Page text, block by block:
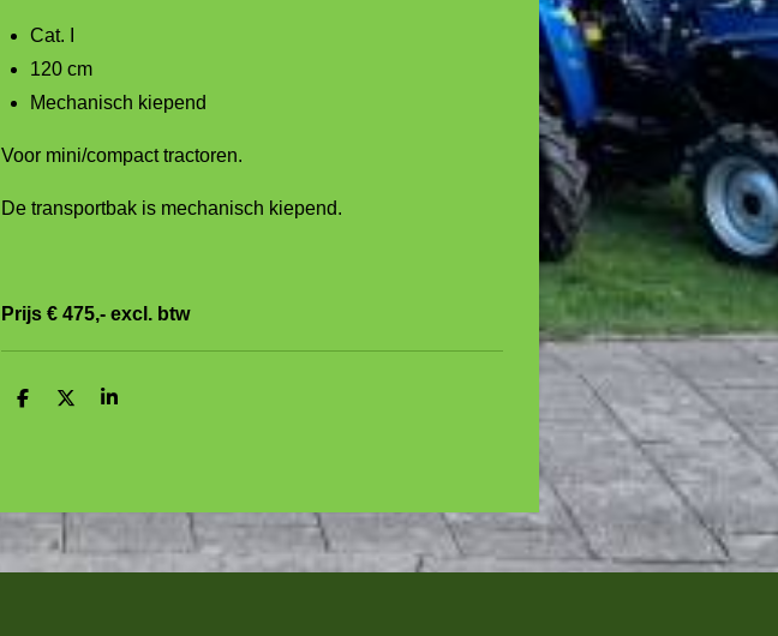
Cat. I
120 cm
Mechanisch kiepend
Voor mini/compact tractoren.
De transportbak is mechanisch kiepend.
Prijs € 475,- excl. btw
D
D
S